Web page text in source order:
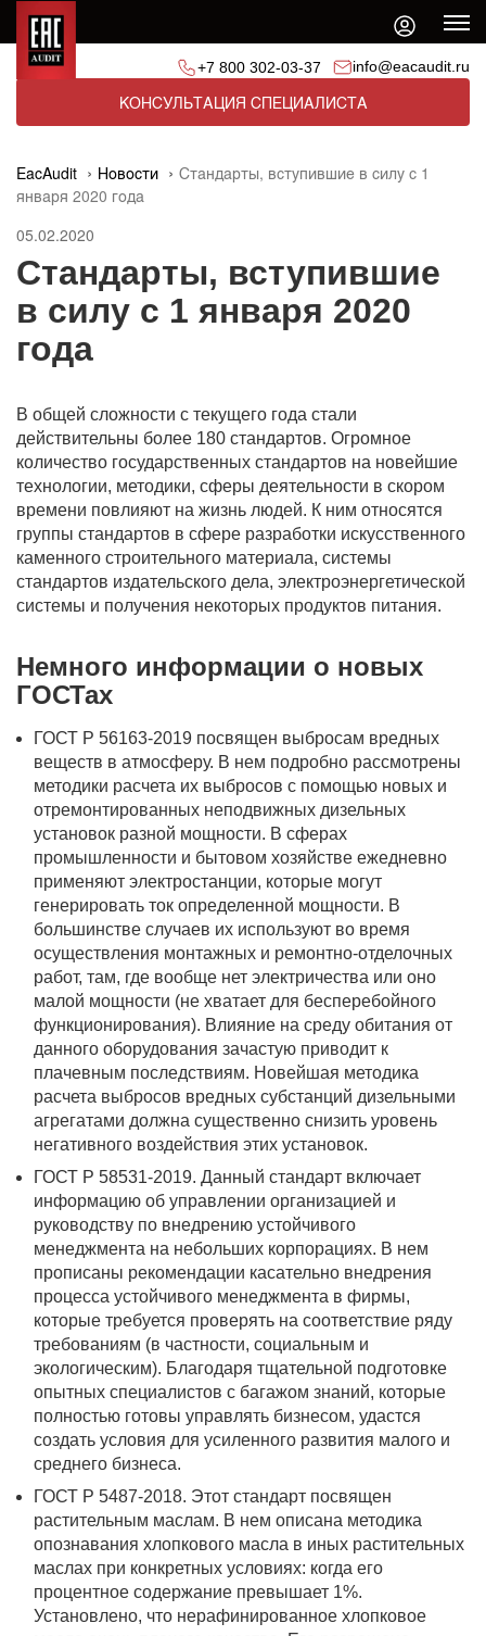
+7 800 302-03-37 info@eacaudit.ru
КОНСУЛЬТАЦИЯ СПЕЦИАЛИСТА
EacAudit Новости
Стандарты, вступившие в силу с 1
января 2020 года
05.02.2020
Стандарты, вступившие
в силу с 1 января 2020
года
В общей сложности с текущего года стали
действительны более 180 стандартов. Огромное
количество государственных стандартов на новейшие
технологии, методики, сферы деятельности в скором
времени повлияют на жизнь людей. К ним относятся
группы стандартов в сфере разработки искусственного
каменного строительного материала, системы
стандартов издательского дела, электроэнергетической
системы и получения некоторых продуктов питания.
Немного информации о новых
ГОСТах
ГОСТ Р 56163-2019 посвящен выбросам вредных
веществ в атмосферу. В нем подробно рассмотрены
методики расчета их выбросов с помощью новых и
отремонтированных неподвижных дизельных
установок разной мощности. В сферах
промышленности и бытовом хозяйстве ежедневно
применяют электростанции, которые могут
генерировать ток определенной мощности. В
большинстве случаев их используют во время
осуществления монтажных и ремонтно-отделочных
работ, там, где вообще нет электричества или оно
малой мощности (не хватает для бесперебойного
функционирования). Влияние на среду обитания от
данного оборудования зачастую приводит к
плачевным последствиям. Новейшая методика
расчета выбросов вредных субстанций дизельными
агрегатами должна существенно снизить уровень
негативного воздействия этих установок.
ГОСТ Р 58531-2019. Данный стандарт включает
информацию об управлении организацией и
руководству по внедрению устойчивого
менеджмента на небольших корпорациях. В нем
прописаны рекомендации касательно внедрения
процесса устойчивого менеджмента в фирмы,
которые требуется проверять на соответствие ряду
требованиям (в частности, социальным и
экологическим). Благодаря тщательной подготовке
опытных специалистов с багажом знаний, которые
полностью готовы управлять бизнесом, удастся
создать условия для усиленного развития малого и
среднего бизнеса.
ГОСТ Р 5487-2018. Этот стандарт посвящен
растительным маслам. В нем описана методика
опознавания хлопкового масла в иных растительных
маслах при конкретных условиях: когда его
процентное содержание превышает 1%.
Установлено, что нерафинированное хлопковое